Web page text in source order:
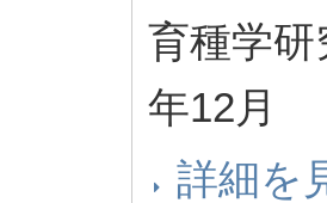
育種学
年12月
詳細を